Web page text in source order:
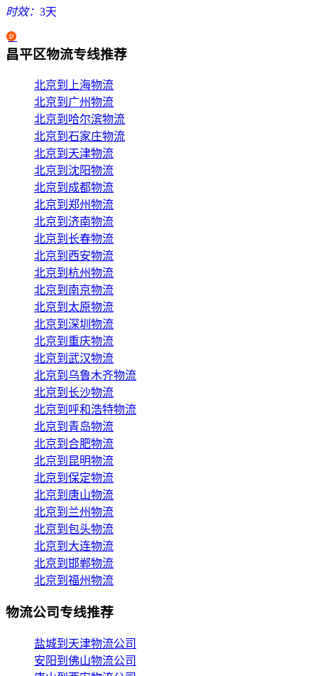
时效： 3天
昌平区物流专线推荐
北京到上海物流
北京到广州物流
北京到哈尔滨物流
北京到石家庄物流
北京到天津物流
北京到沈阳物流
北京到成都物流
北京到郑州物流
北京到济南物流
北京到长春物流
北京到西安物流
北京到杭州物流
北京到南京物流
北京到太原物流
北京到深圳物流
北京到重庆物流
北京到武汉物流
北京到乌鲁木齐物流
北京到长沙物流
北京到呼和浩特物流
北京到青岛物流
北京到合肥物流
北京到昆明物流
北京到保定物流
北京到唐山物流
北京到兰州物流
北京到包头物流
北京到大连物流
北京到邯郸物流
北京到福州物流
物流公司专线推荐
盐城到天津物流公司
安阳到佛山物流公司